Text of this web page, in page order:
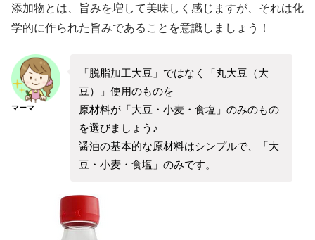
添加物とは、旨みを増して美味しく感じますが、それは化
学的に作られた旨みであることを意識しましょう！
マーマ
「脱脂加工大豆」ではなく「丸大豆（大
豆）」使用のものを
原材料が「大豆・小麦・食塩」のみのもの
を選びましょう♪
醤油の基本的な原材料はシンプルで、「大
豆・小麦・食塩」のみです。